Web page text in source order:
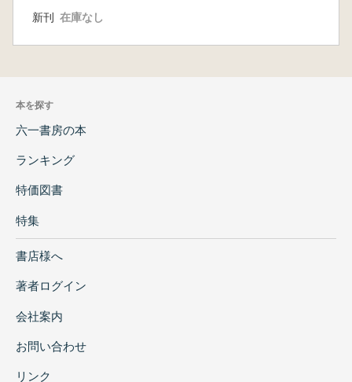
新刊 在庫なし
本を探す
六一書房の本
ランキング
特価図書
特集
書店様へ
著者ログイン
会社案内
お問い合わせ
リンク